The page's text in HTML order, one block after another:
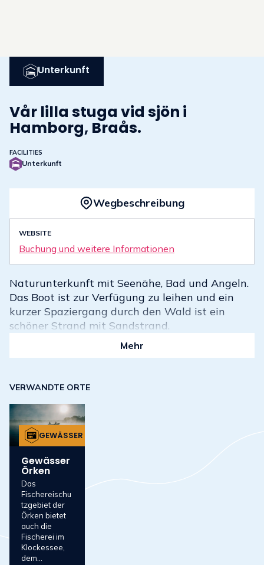
Unterkunft
Vår lilla stuga vid sjön i
Hamborg, Braås.
FACILITIES
Unterkunft
Wegbeschreibung
WEBSITE
Buchung und weitere Informationen
Naturunterkunft mit Seenähe, Bad und Angeln.
Das Boot ist zur Verfügung zu leihen und ein
kurzer Spaziergang durch den Wald ist ein
schöner Strand mit Sandstrand.
Mehr
VERWANDTE ORTE
GEWÄSSER
Gewässer
Örken
Das
Fischereischu
tzgebiet der
Örken bietet
auch die
Fischerei im
Klockessee,
dem...